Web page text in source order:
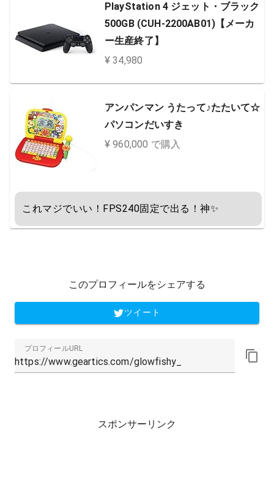
PlayStation 4 ジェット・ブラック
500GB (CUH-2200AB01)【メーカ
ー生産終了】
¥ 34,980
アンパンマン うたって♪たたいて☆
パソコンだいすき
¥ 960,000 で購入
これマジでいい！FPS240固定で出る！神✨
このプロフィールをシェアする
ツイート
プロフィールURL
スポンサーリンク